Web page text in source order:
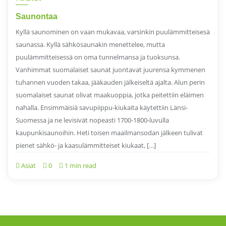
Saunontaa
Kyllä saunominen on vaan mukavaa, varsinkin puulämmitteisesä
saunassa. Kyllä sähkösaunakin menettelee, mutta
puulämmitteisessä on oma tunnelmansa ja tuoksunsa.
Vanhimmat suomalaiset saunat juontavat juurensa kymmenen
tuhannen vuoden takaa, jääkauden jälkeiseltä ajalta. Alun perin
suomalaiset saunat olivat maakuoppia, jotka peitettiin eläimen
nahalla. Ensimmäisiä savupiippu-kiukaita käytettiin Länsi-
Suomessa ja ne levisivät nopeasti 1700-1800-luvulla
kaupunkisaunoihin. Heti toisen maailmansodan jälkeen tulivat
pienet sähkö- ja kaasulämmitteiset kiukaat, […]
Asiat 0 1 min read